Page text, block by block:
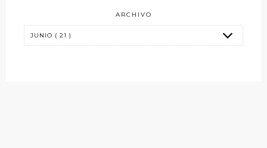
ARCHIVO